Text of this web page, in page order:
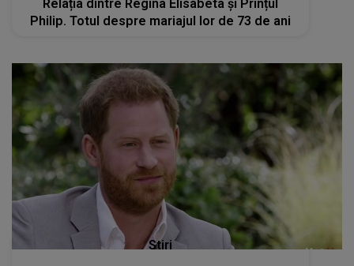
Relația dintre Regina Elisabeta și Prințul
Philip. Totul despre mariajul lor de 73 de ani
Stiri